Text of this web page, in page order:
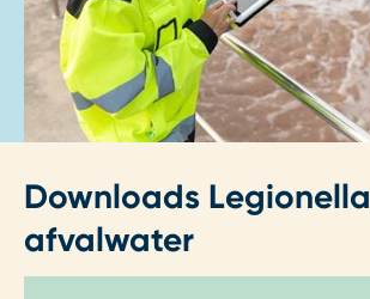
Downloads Legionella
afvalwater